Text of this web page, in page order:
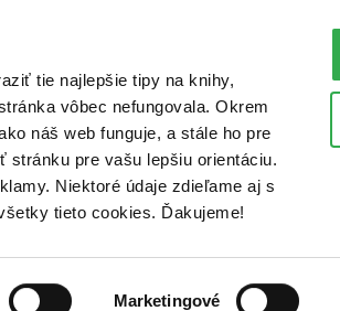
tie najlepšie tipy na knihy,
vôbec nefungovala. Okrem
náš web funguje, a stále ho pre
pre vašu lepšiu orientáciu.
Niektoré údaje zdieľame aj s
tieto cookies. Ďakujeme!
Marketingové